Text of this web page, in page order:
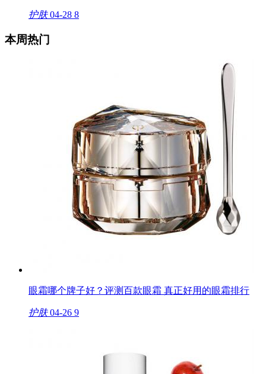
护肤 04-28 8
本周热门
眼霜哪个牌子好？评测百款眼霜 真正好用的眼霜排行
护肤 04-26 9